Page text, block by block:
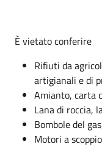
È vietato conferire
Rifiuti da
artigianali e di
Amianto, carta
Lana di roccia,
Bombole del
Motori a scoppio